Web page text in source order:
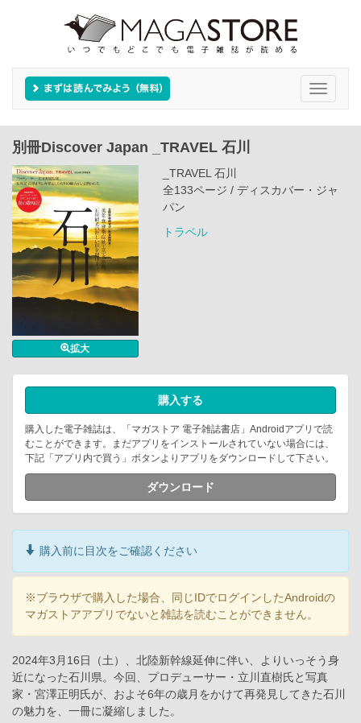
Toggle
別冊Discover Japan _TRAVEL 石川
拡大
_TRAVEL 石川
全133ページ / ディスカバー・ジャ
パン
トラベル
購入する
購入した電子雑誌は、「マガストア 電子雑誌書店」Androidアプリで読
むことができます。まだアプリをインストールされていない場合には、
下記「アプリ内で買う」ボタンよりアプリをダウンロードして下さい。
ダウンロード
購入前に目次をご確認ください
※ブラウザで購入した場合、同じIDでログインしたAndroidの
マガストアアプリでないと雑誌を読むことができません。
2024年3月16日（土）、北陸新幹線延伸に伴い、よりいっそう身
近になった石川県。今回、プロデューサー・立川直樹氏と写真
家・宮澤正明氏が、およそ6年の歳月をかけて再発見してきた石川
の魅力を、一冊に凝縮しました。